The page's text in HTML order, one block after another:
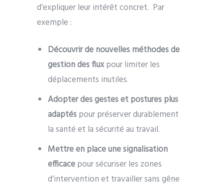
d’expliquer leur intérêt concret. Par
exemple :
Découvrir de nouvelles méthodes de
gestion des fluxpour limiter les
déplacements inutiles.
Adopter des gestes et postures plus
adaptéspour préserver durablement
la santé et la sécurité au travail.
Mettre en place une signalisation
efficacepour sécuriser les zones
d’intervention et travailler sans gêne